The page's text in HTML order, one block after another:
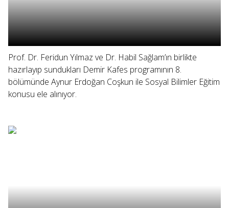
Prof. Dr. Feridun Yılmaz ve Dr. Habil Sağlam’ın birlikte
hazırlayıp sundukları Demir Kafes programının 8.
bölümünde Aynur Erdoğan Coşkun ile Sosyal Bilimler Eğitim
konusu ele alınıyor.